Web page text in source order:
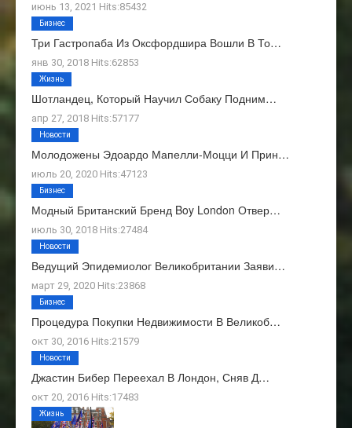
июнь 13, 2021 Hits:85432
Три Гастропаба Из Оксфордшира Вошли В То…
янв 30, 2018 Hits:62853
Бизнес
Шотландец, Который Научил Собаку Подним…
апр 27, 2018 Hits:57177
Жизнь
Молодожены Эдоардо Мапелли-Моцци И Прин…
июль 20, 2020 Hits:47123
Новости
Модный Британский Бренд Boy London Отвер…
июль 30, 2018 Hits:27484
Бизнес
Ведущий Эпидемиолог Великобритании Заяви…
март 29, 2020 Hits:23868
Новости
Процедура Покупки Недвижимости В Великоб…
окт 30, 2016 Hits:21579
Бизнес
Джастин Бибер Переехал В Лондон, Сняв Д…
окт 20, 2016 Hits:17483
Новости
Жизнь